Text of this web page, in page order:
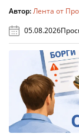
Автор:Лента от
05.08.2026